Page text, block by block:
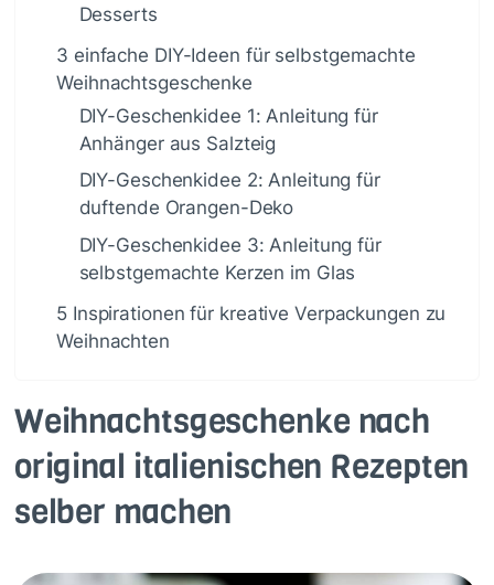
Desserts
3 einfache DIY-Ideen für selbstgemachte
Weihnachtsgeschenke
DIY-Geschenkidee 1: Anleitung für
Anhänger aus Salzteig
DIY-Geschenkidee 2: Anleitung für
duftende Orangen-Deko
DIY-Geschenkidee 3: Anleitung für
selbstgemachte Kerzen im Glas
5 Inspirationen für kreative Verpackungen zu
Weihnachten
Weihnachtsgeschenke nach
original italienischen Rezepten
selber machen